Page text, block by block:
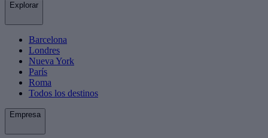
Explorar
Barcelona
Londres
Nueva York
París
Roma
Todos los destinos
Empresa